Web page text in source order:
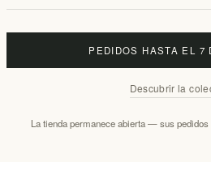
PEDIDOS HASTA EL 7
Descubrir la
La tienda permanece abierta — sus